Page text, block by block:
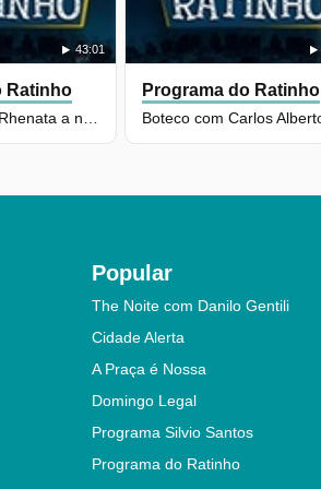
43:01
Ratinho Programa do Ratinho
Popular
The Noite com Danilo Gentili
Cidade Alerta
A Praça é Nossa
Domingo Legal
Programa Silvio Santos
Programa do Ratinho